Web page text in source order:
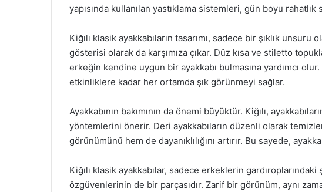
yapısında kullanılan yastıklama sistemleri, gün boyu rahatlık
Kiğılı klasik ayakkabıların tasarımı, sadece bir şıklık
gösterisi olarak da karşımıza çıkar. Düz kısa ve stiletto
erkeğin kendine uygun bir ayakkabı bulmasına yardımcı
etkinliklere kadar her ortamda şık görünmeyi sağlar.
Ayakkabının bakımının da önemi büyüktür. Kiğılı,
yöntemlerini önerir. Deri ayakkabıların düzenli olarak
görünümünü hem de dayanıklılığını artırır. Bu sayede,
Kiğılı klasik ayakkabılar, sadece erkeklerin gardıroplarındaki
özgüvenlerinin de bir parçasıdır. Zarif bir görünüm, aynı